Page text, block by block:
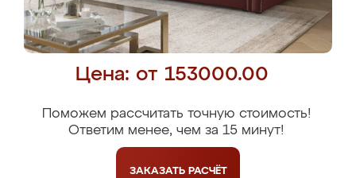
Цена: от 153000.00
Поможем рассчитать точную стоимость!
Ответим менее, чем за 15 минут!
ЗАКАЗАТЬ РАСЧЁТ